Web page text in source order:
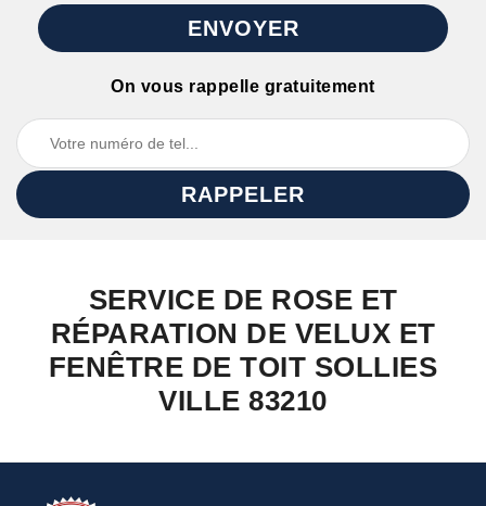
On vous rappelle gratuitement
SERVICE DE ROSE ET
RÉPARATION DE VELUX ET
FENÊTRE DE TOIT SOLLIES
VILLE 83210